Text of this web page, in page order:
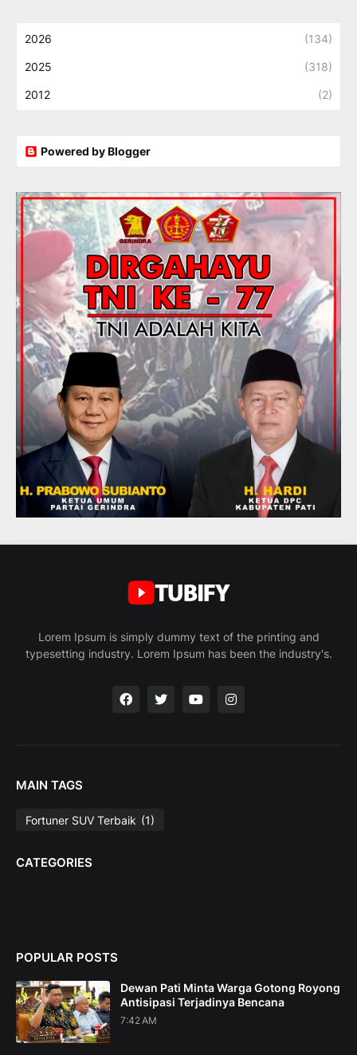
2026 (134)
2025 (318)
2012 (2)
Powered by Blogger
Lorem Ipsum is simply dummy text of the printing and
typesetting industry. Lorem Ipsum has been the industry's.
MAIN TAGS
Fortuner SUV Terbaik (1)
CATEGORIES
POPULAR POSTS
Dewan Pati Minta Warga Gotong Royong
Antisipasi Terjadinya Bencana
7:42 AM